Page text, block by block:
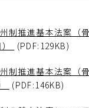
推進基本法案（
(PDF:129KB)
推進基本法案（
(PDF:146KB)